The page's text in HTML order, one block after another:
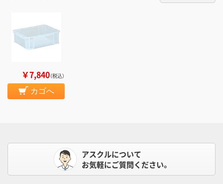
￥7,840（税込）
カゴへ
アスクルについて
お気軽にご質問ください。